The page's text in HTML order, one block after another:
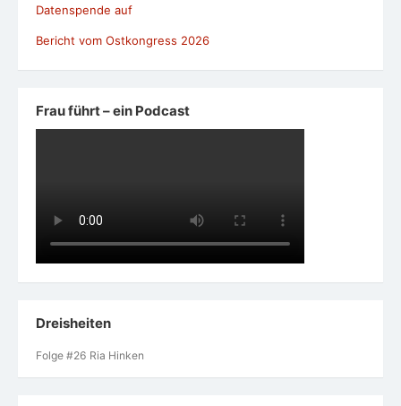
Datenspende auf
Bericht vom Ostkongress 2026
Frau führt – ein Podcast
Dreisheiten
Folge #26 Ria Hinken